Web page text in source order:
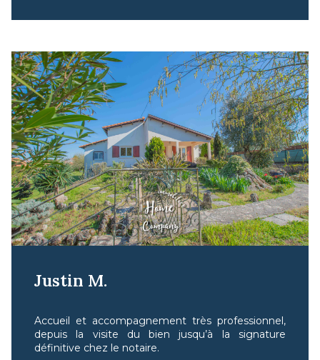
12/04/2024
Justin M.
Accueil et accompagnement très professionnel,
depuis la visite du bien jusqu’à la signature
définitive chez le notaire.